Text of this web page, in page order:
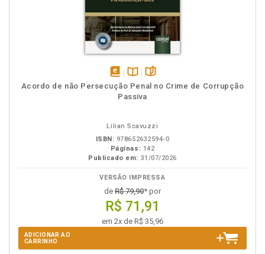
disponível
em
Disponível
na
páginas
Acordo de não Persecução Penal no Crime de Corrupção
Passiva
Lilian Scavuzzi
ISBN: 978652632594-0
Páginas: 142
Publicado em: 31/07/2026
VERSÃO IMPRESSA
de R$ 79,90* por
R$ 71,91
em 2x de R$ 35,96
ADICIONAR AO
CARRINHO